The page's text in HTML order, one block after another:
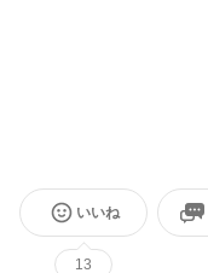
いいね
13